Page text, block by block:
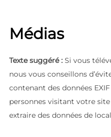
Médias
Texte suggéré : Si vous
nous vous conseillons
contenant des données
personnes visitant votre
extraire des données de